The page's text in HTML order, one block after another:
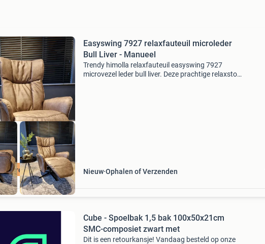
relaxstoel
Easyswing 7927 relaxfauteuil microleder
Bull Liver - Manueel
Trendy himolla relaxfauteuil easyswing 7927
microvezel leder bull liver. Deze prachtige relaxstoel
Nieuw Ophalen of Verzenden
Cube - Spoelbak 1,5 bak 100x50x21cm
SMC-composiet zwart met
Dit is een retourkansje! Vandaag besteld op onze